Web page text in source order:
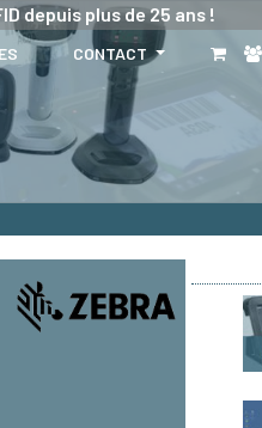
depuis plus de 25 ans !
CONTACT